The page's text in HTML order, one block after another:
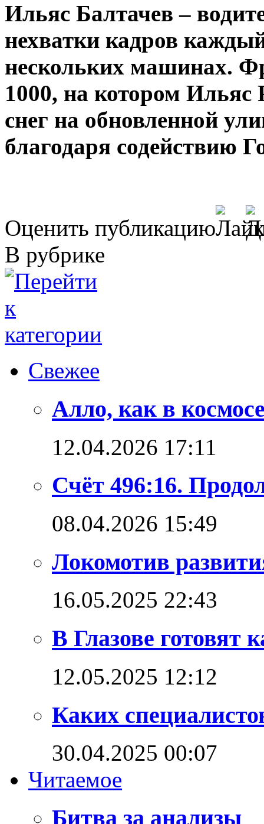
Ильяс Балтачев –
нехватки кадров
нескольких машинах.
1000, на котором
снег на обновленной
благодаря содействию
Оценить публикацию
В рубрике
Свежее
Алло, как в
12.04.2026 17:11
Счёт 496:16.
08.04.2026 15:49
Локомотив
16.05.2025 22:43
В Глазове готовят
12.05.2025 12:12
Каких
30.04.2025 00:07
Читаемое
Битва за анализы